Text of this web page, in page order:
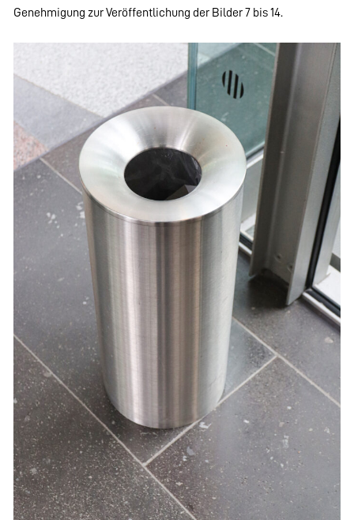
Genehmigung zur Veröffentlichung der Bilder 7 bis 14.